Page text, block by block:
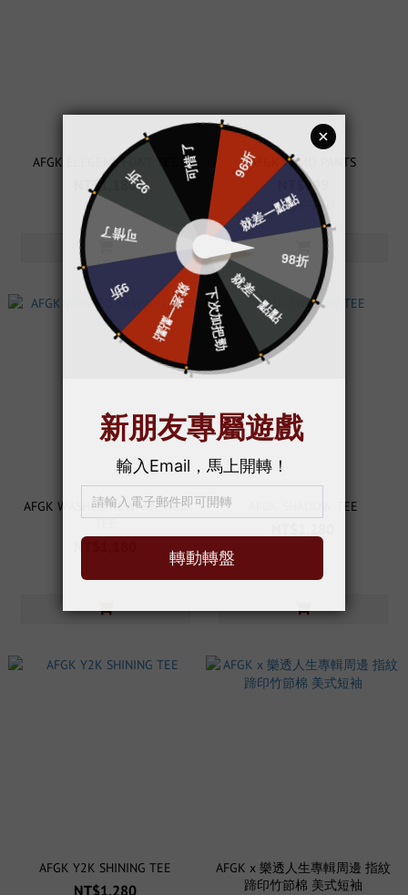
AFGK ELEGENT FONT TEE
NT$1,180
AFGK CAMO PANTS
NT$999
NT$1,580
AFGK WASHED NEW VINTAGE
TEE
NT$1,180
AFGK SHADOW TEE
AFGK Y2K SHINING TEE
NT$1,280
AFGK x 樂透人生專輯周邊 指紋
蹄印竹節棉 美式短袖